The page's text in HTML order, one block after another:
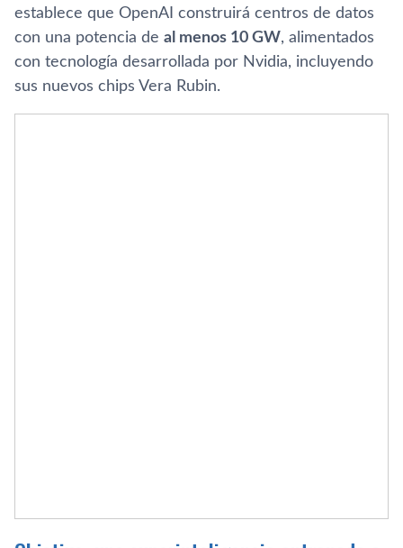
establece que OpenAI construirá centros de datos
con una potencia de al menos 10 GW, alimentados
con tecnología desarrollada por Nvidia, incluyendo
sus nuevos chips Vera Rubin.